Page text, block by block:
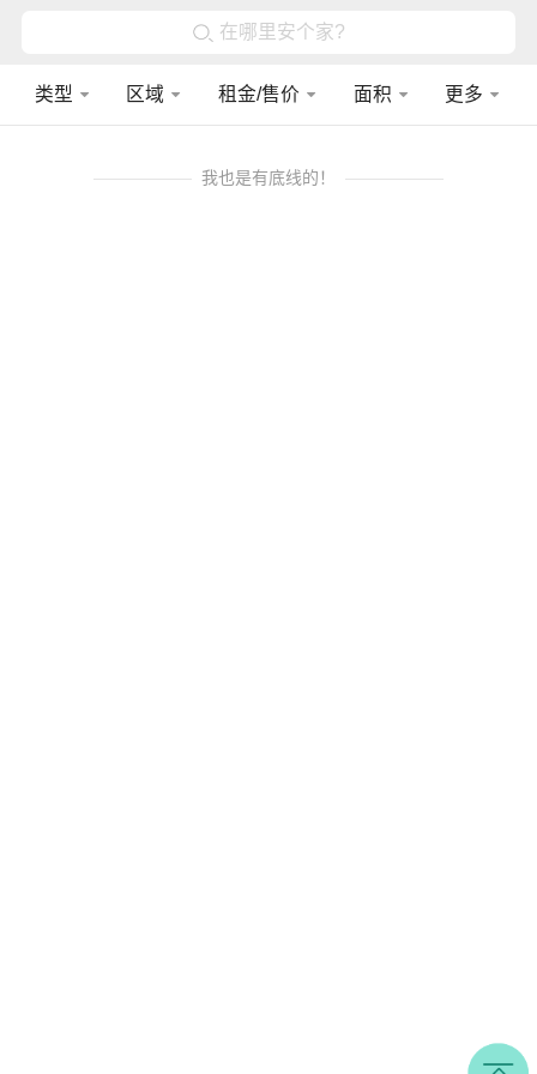
在哪里安个家?
类型 区域 租金/售价 面积 更多
我也是有底线的！